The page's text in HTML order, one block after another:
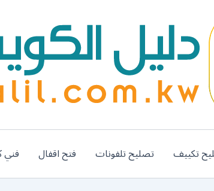
تكييف تصليح تلفونات فتح اقفال فني